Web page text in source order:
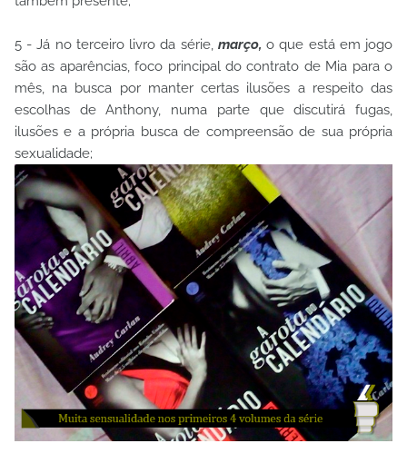
5 - Já no terceiro livro da série, março, o que está em jogo
são as aparências, foco principal do contrato de Mia para o
mês, na busca por manter certas ilusões a respeito das
escolhas de Anthony, numa parte que discutirá fugas,
ilusões e a própria busca de compreensão de sua própria
sexualidade;